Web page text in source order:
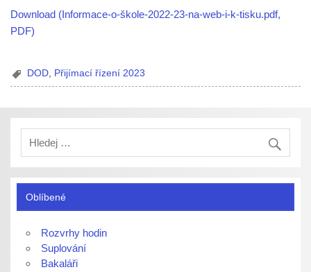
Download (Informace-o-škole-2022-23-na-web-i-k-tisku.pdf,
PDF)
DOD Přijímací řízení 2023
Oblíbené
Rozvrhy hodin
Suplování
Bakaláři